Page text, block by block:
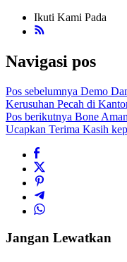
Ikuti Kami Pada
Navigasi pos
Pos sebelumnya Demo
Kerusuhan Pecah di
Pos berikutnya Bone
Ucapkan Terima Kasih
Jangan Lewatkan